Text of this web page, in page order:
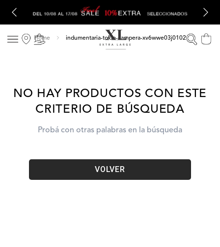
indumentaria-tokio-campera-xv6wwe03j0102
NO HAY PRODUCTOS CON ESTE
CRITERIO DE BÚSQUEDA
Probá con otras palabras en la búsqueda
VOLVER